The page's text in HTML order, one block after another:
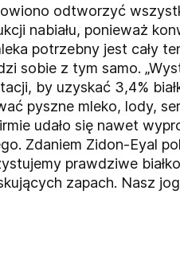
odtworzyć
nabiału, ponieważ
potrzebny jest cały
sobie z tym samo.
by uzyskać 3,4%
pyszne mleko, lody,
udało się nawet
Zdaniem Zidon-Eyal
prawdziwe
zapach. Nasz